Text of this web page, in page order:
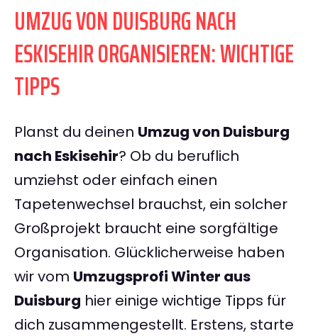
UMZUG VON DUISBURG NACH
ESKISEHIR ORGANISIEREN: WICHTIGE
TIPPS
Planst du deinen Umzug von Duisburg
nach Eskisehir? Ob du beruflich
umziehst oder einfach einen
Tapetenwechsel brauchst, ein solcher
Großprojekt braucht eine sorgfältige
Organisation. Glücklicherweise haben
wir vom Umzugsprofi Winter aus
Duisburg hier einige wichtige Tipps für
dich zusammengestellt. Erstens, starte